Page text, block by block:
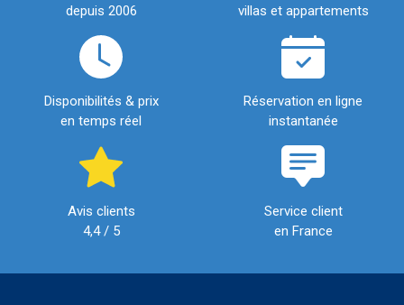
depuis 2006
villas et appartements
Disponibilités & prix
en temps réel
Réservation en ligne
instantanée
Avis clients
4,4 / 5
Service client
en France